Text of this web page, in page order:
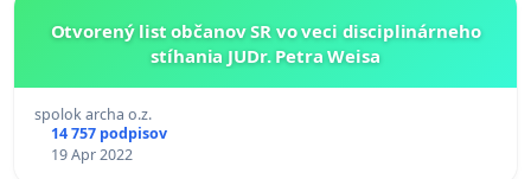
Otvorený list občanov SR vo veci disciplinárneho
stíhania JUDr. Petra Weisa
spolok archa o.z.
14 757 podpisov
19 Apr 2022